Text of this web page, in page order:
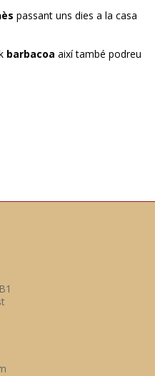
passant uns dies a la casa
barbacoa així també podreu